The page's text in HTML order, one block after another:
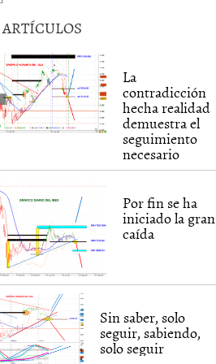
ARTÍCULOS
La
contradicción
hecha realidad
demuestra el
seguimiento
necesario
Por fin se ha
iniciado la gran
caída
Sin saber, solo
seguir, sabiendo,
solo seguir